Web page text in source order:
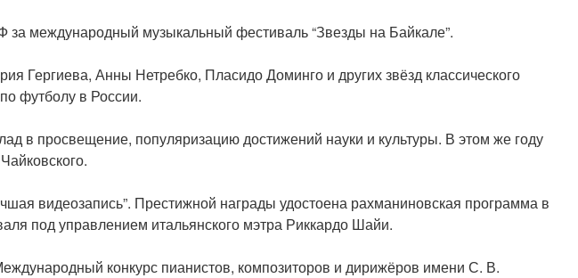
международный музыкальный фестиваль “Звезды на Байкале”.
Гергиева, Анны Нетребко, Пласидо Доминго и других звёзд классического
футболу в России.
в просвещение, популяризацию достижений науки и культуры. В этом же году
видеозапись”. Престижной награды удостоена рахманиновская программа в
под управлением итальянского мэтра Риккардо Шайи.
конкурс пианистов, композиторов и дирижёров имени С. В.